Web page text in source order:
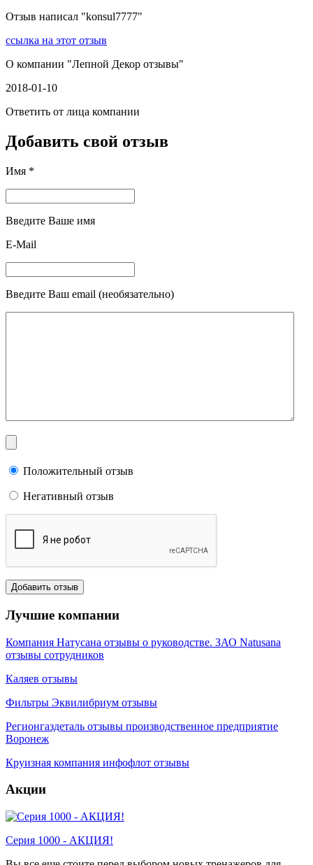
Отзыв написал "konsul7777"
ссылка на этот отзыв
О компании "Лепной Декор отзывы"
2018-01-10
Ответить от лица компании
Добавить свой отзыв
Имя *
Введите Ваше имя
E-Mail
Введите Ваш email (необязательно)
Положительный отзыв
Негативный отзыв
Лучшие компании
Компания Натусана отзывы о руководстве. ЗАО Natusana
отзывы сотрудников
Каляев отзывы
Фильтры Эквилибриум отзывы
Регионгаздеталь отзывы производственное предприятие
Воронеж
Круизная компания инфофлот отзывы
Акции
Серия 1000 - АКЦИЯ!